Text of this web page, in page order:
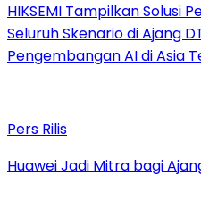
HIKSEMI Tampilkan Solusi
Seluruh Skenario di Ajang
Pengembangan AI di Asia
Pers Rilis
Huawei Jadi Mitra bagi